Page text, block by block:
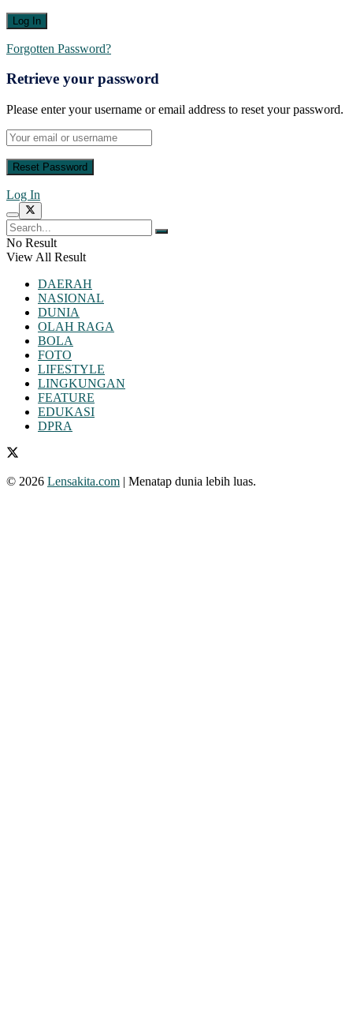
Forgotten Password?
Retrieve your password
Please enter your username or email address to reset your password.
Log In
No Result
View All Result
DAERAH
NASIONAL
DUNIA
OLAH RAGA
BOLA
FOTO
LIFESTYLE
LINGKUNGAN
FEATURE
EDUKASI
DPRA
© 2026 Lensakita.com | Menatap dunia lebih luas.